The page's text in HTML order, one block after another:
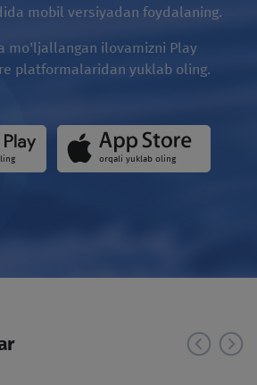
mobil versiyadan foydalaning.
mo'ljallangan ilovamizni Play
platformalaridan yuklab oling.
orqali yuklab oling